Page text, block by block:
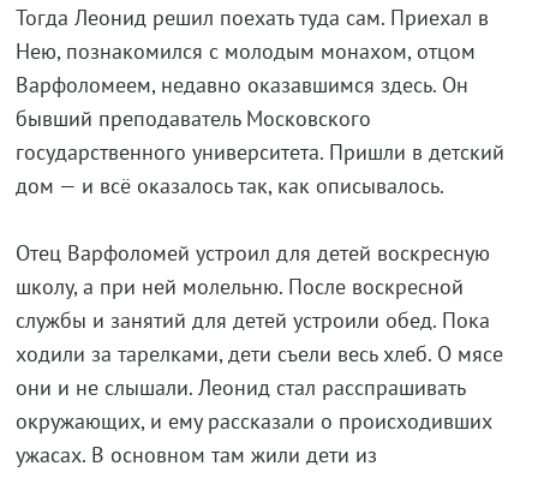
Тогда Леонид решил поехать туда сам. Приехал в
Нею, познакомился с молодым монахом, отцом
Варфоломеем, недавно оказавшимся здесь. Он
бывший преподаватель Московского
государственного университета. Пришли в детский
дом — и всё оказалось так, как описывалось.
Отец Варфоломей устроил для детей воскресную
школу, а при ней молельню. После воскресной
службы и занятий для детей устроили обед. Пока
ходили за тарелками, дети съели весь хлеб. О мясе
они и не слышали. Леонид стал расспрашивать
окружающих, и ему рассказали о происходивших
ужасах. В основном там жили дети из